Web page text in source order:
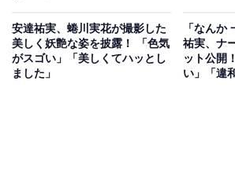
安達祐実、蜷川実花が撮影した
美しく妖艶な姿を披露！ 「色気
がスゴい」「美しくてハッとし
ました」
「なんか
祐実、ナ
ット公開
い」「違